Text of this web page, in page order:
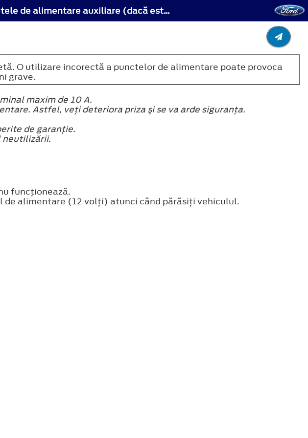
Punctele de alimentare auxiliare (dacă este prevăzut) - Punctele de alimentare auxiliare (dacă este prevăzut)
O utilizare incorectă a punctelor de alimentare poate provoca
grave.
maxim de 10 A.
Astfel, veţi deteriora priza şi se va arde siguranţa.
de garanţie.
neutilizării.
funcţionează.
alimentare (12 volţi) atunci când părăsiţi vehiculul.